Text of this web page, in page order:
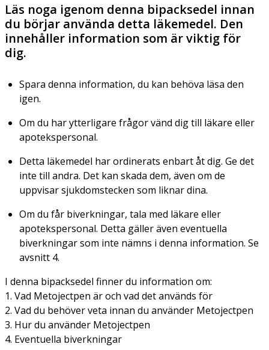
Läs noga igenom denna bipacksedel innan
du börjar använda detta läkemedel. Den
innehåller information som är viktig för
dig.
Spara denna information, du kan behöva läsa den
igen.
Om du har ytterligare frågor vänd dig till läkare eller
apotekspersonal.
Detta läkemedel har ordinerats enbart åt dig. Ge det
inte till andra. Det kan skada dem, även om de
uppvisar sjukdomstecken som liknar dina.
Om du får biverkningar, tala med läkare eller
apotekspersonal. Detta gäller även eventuella
biverkningar som inte nämns i denna information. Se
avsnitt 4.
I denna bipacksedel finner du information om:
1. Vad Metojectpen är och vad det används för
2. Vad du behöver veta innan du använder Metojectpen
3. Hur du använder Metojectpen
4. Eventuella biverkningar